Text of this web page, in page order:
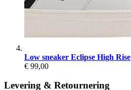
Low sneaker Eclipse High Rise
€ 99,00
Levering & Retournering